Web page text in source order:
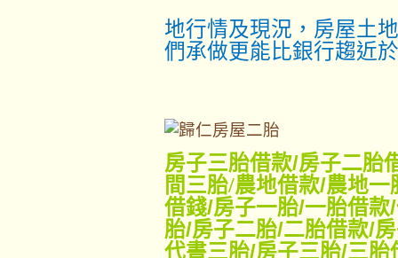
地行情及現況，房屋土
們承做更能比銀行趨近
房子三胎借款/房子二胎
間三胎/農地借款/農地一
借錢/房子一胎/一胎借款/
胎/房子二胎/二胎借款/
代書三胎/房子三胎/三胎